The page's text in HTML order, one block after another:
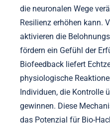
die neuronalen Wege
Resilienz erhöhen kann.
aktivieren die
fördern ein Gefühl der
Biofeedback liefert
physiologische
Individuen, die Kontrolle
gewinnen. Diese
das Potenzial für Bio-